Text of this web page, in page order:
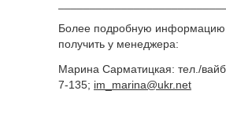
Более подробную
получить у менеджера:
Марина Сарматицкая: тел./
7-135; im_marina@ukr.net